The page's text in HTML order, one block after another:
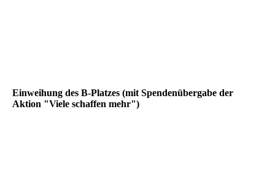
Einweihung des B-Platzes (mit Spendenübergabe der
Aktion "Viele schaffen mehr")